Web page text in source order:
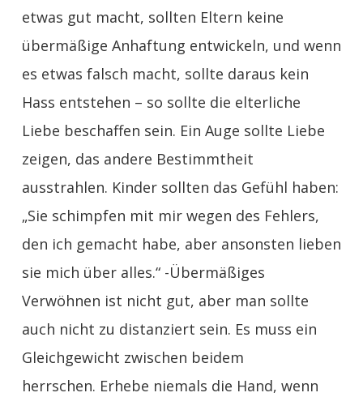
etwas gut macht, sollten Eltern keine
übermäßige Anhaftung entwickeln, und wenn
es etwas falsch macht, sollte daraus kein
Hass entstehen – so sollte die elterliche
Liebe beschaffen sein. Ein Auge sollte Liebe
zeigen, das andere Bestimmtheit
ausstrahlen. Kinder sollten das Gefühl haben:
„Sie schimpfen mit mir wegen des Fehlers,
den ich gemacht habe, aber ansonsten lieben
sie mich über alles.“ -Übermäßiges
Verwöhnen ist nicht gut, aber man sollte
auch nicht zu distanziert sein. Es muss ein
Gleichgewicht zwischen beidem
herrschen. Erhebe niemals die Hand, wenn